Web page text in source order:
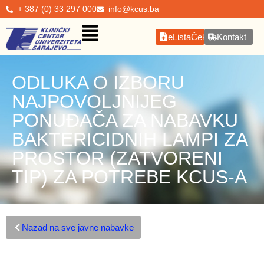
+ 387 (0) 33 297 000 info@kcus.ba
eListaČekanjaKontakt
ODLUKA O IZBORU
NAJPOVOLJNIJEG
PONUĐAČA ZA NABAVKU
BAKTERICIDNIH LAMPI ZA
PROSTOR (ZATVORENI
TIP) ZA POTREBE KCUS-A
Nazad na sve javne nabavke